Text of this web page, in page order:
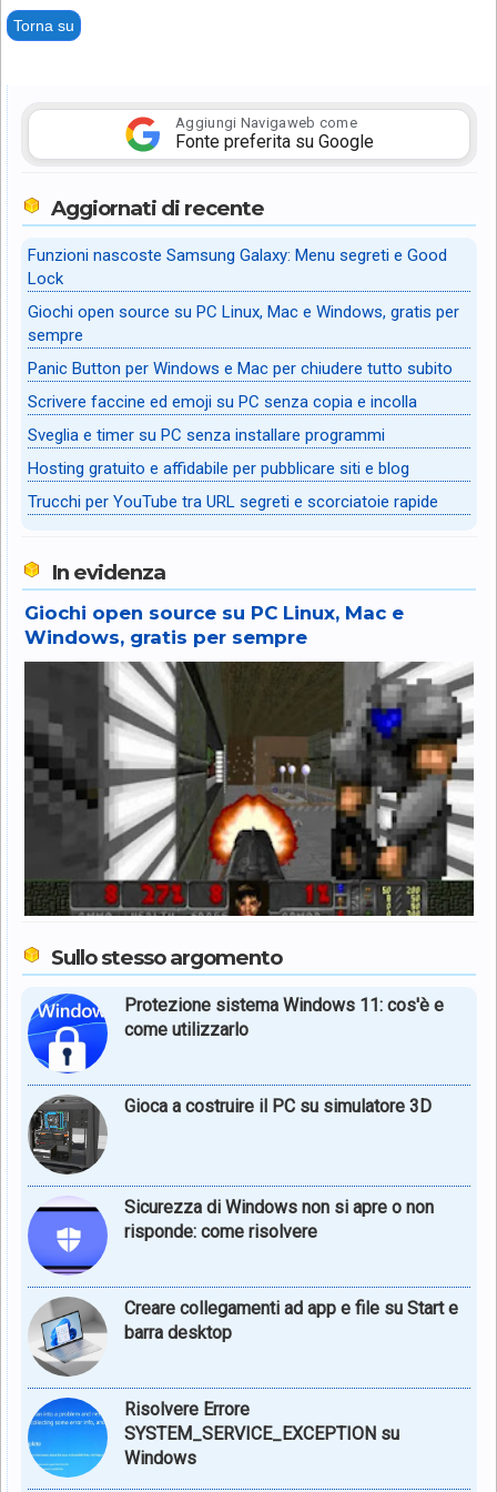
Torna su
Aggiungi Navigaweb come
Fonte preferita su Google
Aggiornati di recente
Funzioni nascoste Samsung Galaxy: Menu segreti e Good
Lock
Giochi open source su PC Linux, Mac e Windows, gratis per
sempre
Panic Button per Windows e Mac per chiudere tutto subito
Scrivere faccine ed emoji su PC senza copia e incolla
Sveglia e timer su PC senza installare programmi
Hosting gratuito e affidabile per pubblicare siti e blog
Trucchi per YouTube tra URL segreti e scorciatoie rapide
In evidenza
Giochi open source su PC Linux, Mac e
Windows, gratis per sempre
Sullo stesso argomento
Protezione sistema Windows 11: cos'è e
come utilizzarlo
Gioca a costruire il PC su simulatore 3D
Sicurezza di Windows non si apre o non
risponde: come risolvere
Creare collegamenti ad app e file su Start e
barra desktop
Risolvere Errore
SYSTEM_SERVICE_EXCEPTION su
Windows